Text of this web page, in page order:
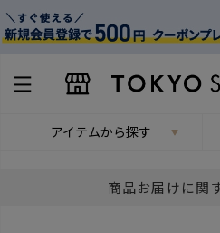
アイテムから探す
商品お届けに関